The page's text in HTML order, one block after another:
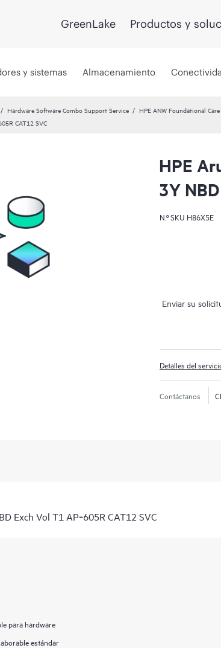
GreenLake Productos y
y sistemas Almacenamiento
Hardware Software Combo Support Service
HPE ANW Foundational
CAT12 SVC
HPE
3Y
N.º SKU H86X5E
Enviar su
Detalles del
Contáctanos
Exch Vol T1 AP‑605R CAT12 SVC
para hardware
estándar